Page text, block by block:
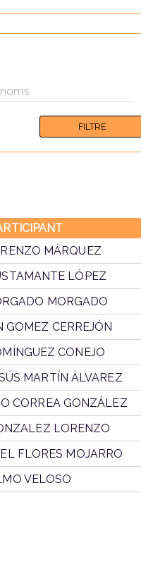
MÁRQUEZ
LÓPEZ
MORGADO
GOMEZ CERREJÓN
CONEJO
MARTÍN ÁLVAREZ
CORREA GONZÁLEZ
LORENZO
FLORES MOJARRO
VELOSO